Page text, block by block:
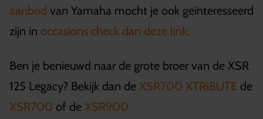
aanbod van Yamaha mocht je ook geïnteresseerd
zijn in occasions check dan deze link.
Ben je benieuwd naar de grote broer van de XSR
125 Legacy? Bekijk dan de XSR700 XTRIBUTE de
XSR700 of de XSR900